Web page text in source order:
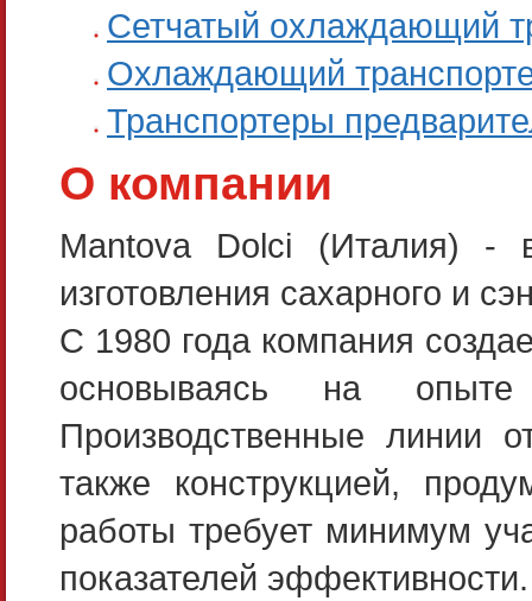
Сетчатый охлаждающий
Охлаждающий
Транспортеры
О компании
Mantova Dolci (Италия) -
изготовления сахарного и
С 1980 года компания
основываясь на опыте
Производственные линии
также конструкцией,
работы требует минимум
показателей эффективности.